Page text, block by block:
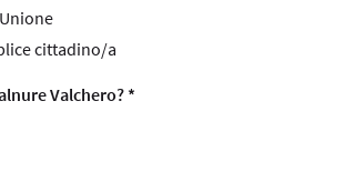
cittadino/a
Valchero? *